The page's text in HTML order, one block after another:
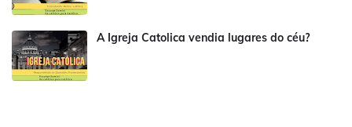
A Igreja Catolica vendia lugares do céu?